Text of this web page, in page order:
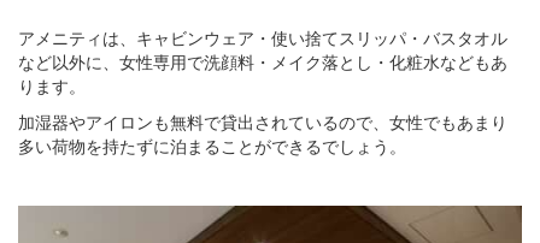
アメニティは、キャビンウェア・使い捨てスリッパ・バスタオル
など以外に、女性専用で洗顔料・メイク落とし・化粧水などもあ
ります。
加湿器やアイロンも無料で貸出されているので、女性でもあまり
多い荷物を持たずに泊まることができるでしょう。